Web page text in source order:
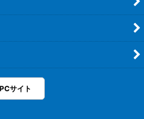
PCサイト